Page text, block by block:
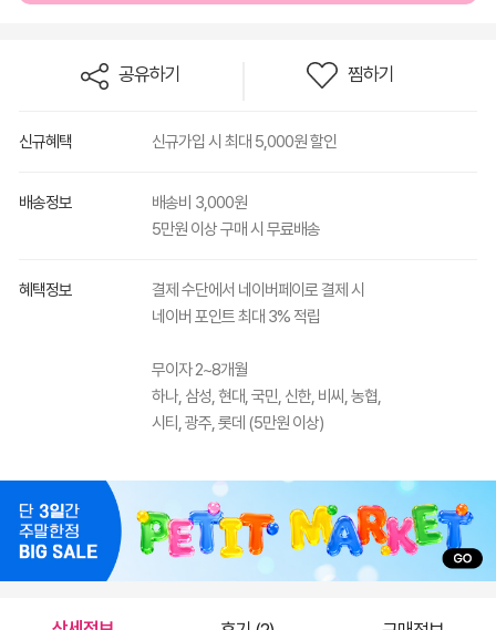
공유하기 찜하기
신규혜택 신규가입 시 최대 5,000원 할인
배송정보
배송비 3,000원
5만원 이상 구매 시 무료배송
혜택정보
결제 수단에서 네이버페이로 결제 시
네이버 포인트 최대 3% 적립
무이자 2~8개월
하나, 삼성, 현대, 국민, 신한, 비씨, 농협,
시티, 광주, 롯데 (5만원 이상)